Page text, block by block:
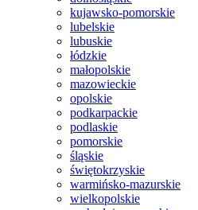
kujawsko-pomorskie
lubelskie
lubuskie
łódzkie
małopolskie
mazowieckie
opolskie
podkarpackie
podlaskie
pomorskie
śląskie
świętokrzyskie
warmińsko-mazurskie
wielkopolskie